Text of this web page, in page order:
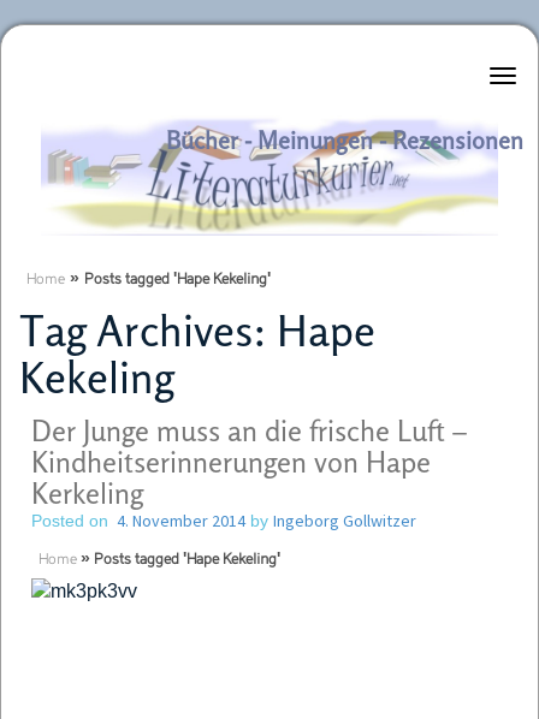
Literaturkurier.net
Bücher - Meinungen - Rezensionen
Home » Posts tagged 'Hape Kekeling'
Tag Archives: Hape
Kekeling
Der Junge muss an die frische Luft –
Kindheitserinnerungen von Hape
Kerkeling
Posted on 4. November 2014by Ingeborg Gollwitzer
Home » Posts tagged 'Hape Kekeling'